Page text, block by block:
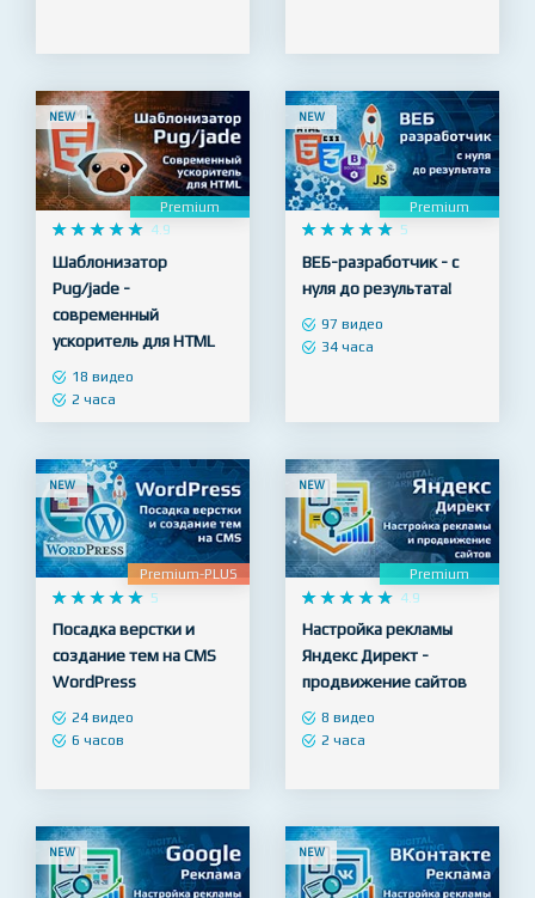
NEW
Premium
   
   
Шаблонизатор
Pug/jade -
современный
ускоритель для HTML
2 часа
NEW
    
     5
ВЕБ-разработчик - с
нуля до результата!
NEW
Premium-PLUS
    
     5
создание тем на CMS
WordPress
NEW
    
     4.9
Настройка рекламы
Яндекс Директ -
продвижение сайтов